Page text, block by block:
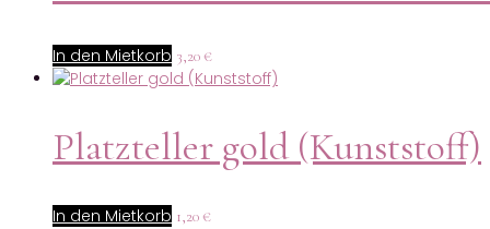
In den Mietkorb 3,20 €
Platzteller gold (Kunststoff)
In den Mietkorb 1,20 €